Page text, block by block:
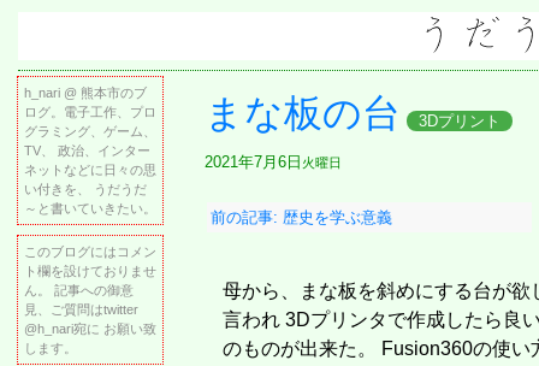
h_nari @ 熊本市のブ
ログ。電子工作、プロ
グラミング、ゲーム、
TV、 政治、インター
ネットなどに日々の思
い付きを、 うだうだ
～と書いていきたい。
このブログにはコメン
ト欄を設けておりませ
ん。 記事への御意
見、ご質問はtwitter
@h_nari宛に お願い致
します。
まな板の台 3Dプリント
2021年7月6日 火曜日
前の記事: 歴史を学ぶ意義
母から、まな板を斜めにする台が欲
言われ 3Dプリンタで作成したら良
のものが出来た。 Fusion360の使い